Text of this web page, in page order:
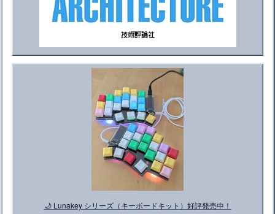
🌙 Lunakey シリーズ（キーボードキット）好評発売中！